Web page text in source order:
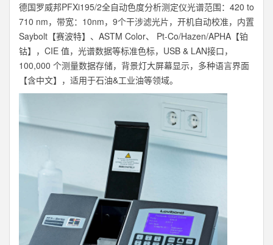
德国罗威邦PFXi195/2全自动色度分析测定仪光谱范围：420 to
710 nm，带宽：10nm，9个干涉滤光片，开机自动校准，内置
Saybolt【赛波特】、ASTM Color、 Pt-Co/Hazen/APHA【铂
钴】，CIE 值，光谱数据等标准色标，USB & LAN接口，
100,000 个测量数据存储，背景灯大屏幕显示，多种语言界面
【含中文】，适用于石油&工业油等领域。